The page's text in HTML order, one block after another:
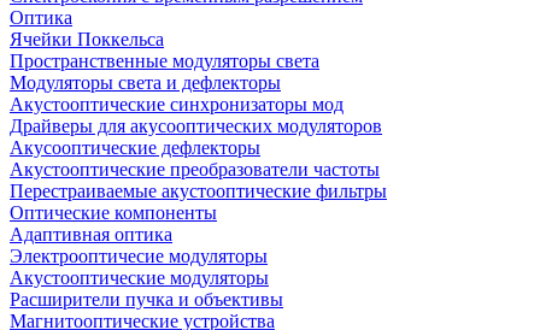
Оптика
Ячейки Поккельса
Пространственные модуляторы света
Модуляторы света и дефлекторы
Акустооптические синхронизаторы мод
Драйверы для акусооптических модуляторов
Акусооптические дефлекторы
Акустооптические преобразователи частоты
Перестраиваемые акустооптические фильтры
Оптические компоненты
Адаптивная оптика
Электрооптичесие модуляторы
Акустооптические модуляторы
Расширители пучка и объективы
Магнитооптические устройства